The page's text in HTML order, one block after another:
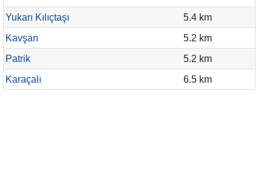
Yukarı Kılıçtaşı
5.4 km
Kavşan
5.2 km
Patrik
5.2 km
Karaçalı
6.5 km